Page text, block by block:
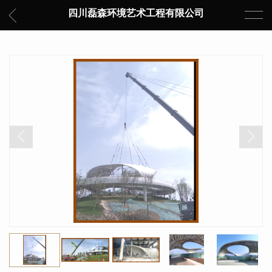
四川磊森环境艺术工程有限公司